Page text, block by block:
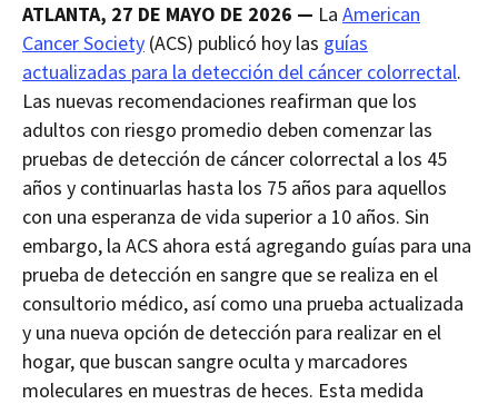
on
this
page.
content.
content
in
within
a
downloaded
PDF
document.
ATLANTA, 27 DE MAYO DE 2026 — La American
Cancer Society (ACS) publicó hoy las guías
actualizadas para la detección del cáncer colorrectal.
Las nuevas recomendaciones reafirman que los
adultos con riesgo promedio deben comenzar las
pruebas de detección de cáncer colorrectal a los 45
años y continuarlas hasta los 75 años para aquellos
con una esperanza de vida superior a 10 años. Sin
embargo, la ACS ahora está agregando guías para una
prueba de detección en sangre que se realiza en el
consultorio médico, así como una prueba actualizada
y una nueva opción de detección para realizar en el
hogar, que buscan sangre oculta y marcadores
moleculares en muestras de heces. Esta medida